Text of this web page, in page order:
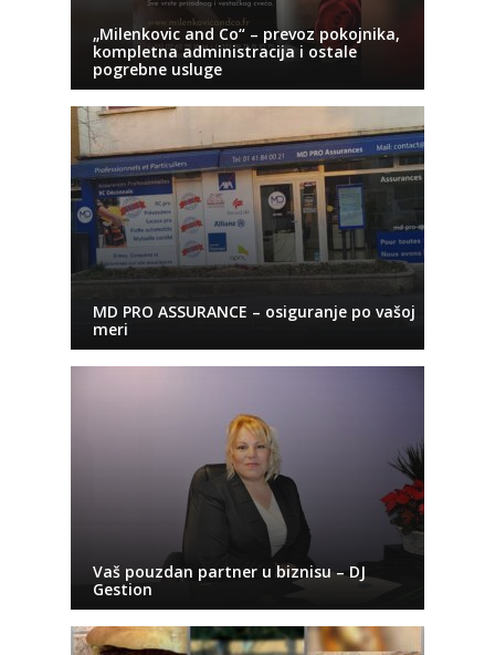
„Milenkovic and Co“ – prevoz pokojnika,
kompletna administracija i ostale
pogrebne usluge
MD PRO ASSURANCE – osiguranje po vašoj
meri
Vaš pouzdan partner u biznisu – DJ
Gestion